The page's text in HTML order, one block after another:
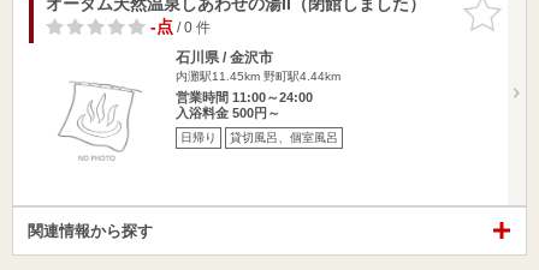
りに追加
-点/ 0 件
石川県 / 金沢市
内灘駅11.45km 野町駅4.44km
営業時間 11:00～24:00
入浴料金 500円～
日帰り 貸切風呂、個室風呂
関連情報から探す